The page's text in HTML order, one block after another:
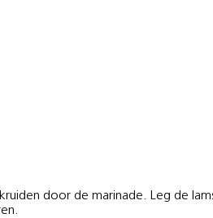
door de marinade. Leg de